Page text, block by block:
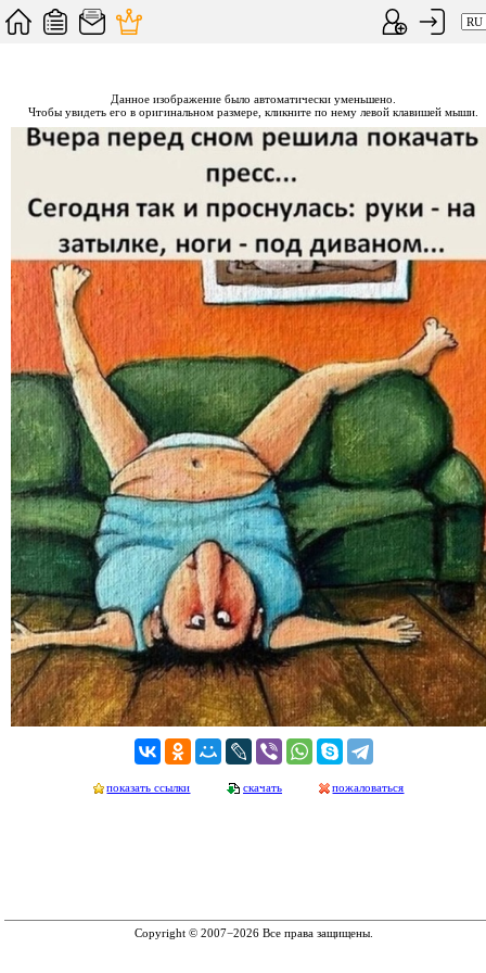
Данное изображение было автоматически уменьшено.
Чтобы увидеть его в оригинальном размере, кликните по нему левой клавишей мыши.
показать ссылки скачать пожаловаться
Copyright © 2007−2026 Все права защищены.